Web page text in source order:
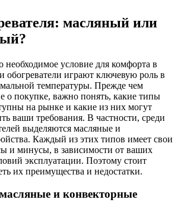
масляный или
условие для комфорта в
обогреватели играют ключевую роль в
температуры. Прежде чем
о покупке, важно понять, какие типы
на рынке и какие из них могут
ваши требования. В частности, среди
выделяются масляные и
Каждый из этих типов имеет свои
и минусы, в зависимости от ваших
эксплуатации. Поэтому стоит
их преимущества и недостатки.
и конвекторные